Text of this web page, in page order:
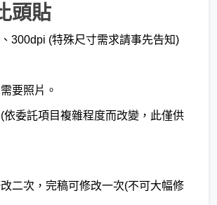
頭貼
300dpi (特殊尺寸需求請事先告知)
要照片。
依委託項目複雜程度而改變，此僅供
二次，完稿可修改一次(不可大幅修